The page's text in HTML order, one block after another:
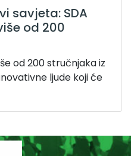
savjeta: SDA
od 200
od 200 stručnjaka iz
ljude koji će